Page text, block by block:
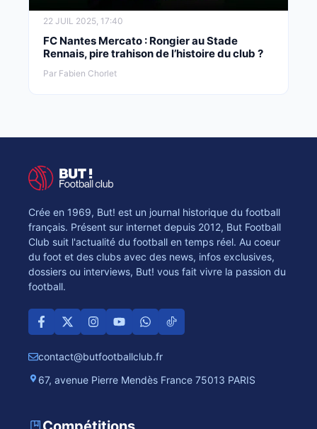
22 JUIL 2025, 17:40
FC Nantes Mercato : Rongier au Stade
Rennais, pire trahison de l’histoire du club ?
Par Fabien Chorlet
Crée en 1969, But! est un journal historique du football
français. Présent sur internet depuis 2012, But Football
Club suit l'actualité du football en temps réel. Au coeur
du foot et des clubs avec des news, infos exclusives,
dossiers ou interviews, But! vous fait vivre la passion du
football.
contact@butfootballclub.fr
67, avenue Pierre Mendès France 75013 PARIS